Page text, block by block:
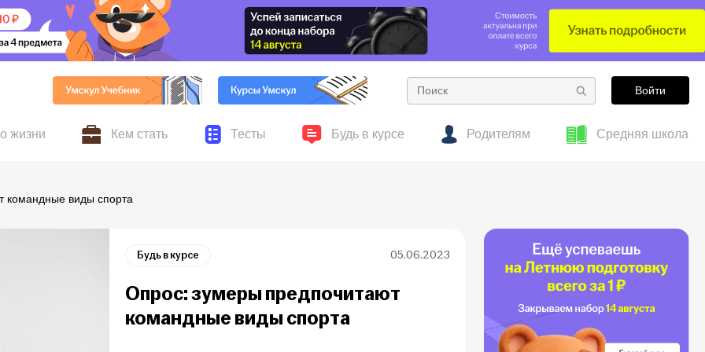
Войти
жизни
и увлечения
Кем стать
профессии
Тесты Будь в курсе Родителям Средняя школа
командные виды спорта
Будь в курсе 05.06.2023
Опрос: зумеры предпочитают
командные виды спорта